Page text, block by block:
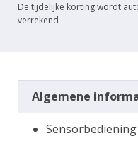
De tijdelijke korting wordt
verrekend
Algemene
Sensorbediening